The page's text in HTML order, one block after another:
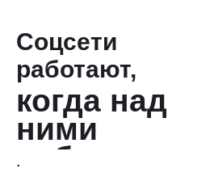
Соцсети
работают,
когда над
ними
работают
.